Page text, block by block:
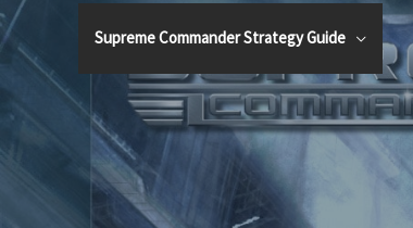
Vai
al
contenuto
Supreme Commander Strategy Guide